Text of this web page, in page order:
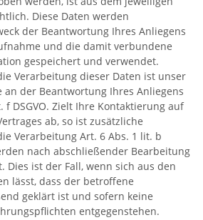
Diese Daten werden
der Beantwortung Ihres Anliegens
und die damit verbundene
gespeichert und verwendet.
Verarbeitung dieser Daten ist unser
an der Beantwortung Ihres Anliegens
f DSGVO. Zielt Ihre Kontaktierung auf
ab, so ist zusätzliche
Verarbeitung Art. 6 Abs. 1 lit. b
nach abschließender Bearbeitung
Dies ist der Fall, wenn sich aus den
lässt, dass der betroffene
geklärt ist und sofern keine
entgegenstehen.